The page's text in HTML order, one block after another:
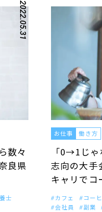
2022.05.31
数々
良県
士
お仕事 働き方
「0→1じ
志向の大手
キャリで
カフェ コー
会社員
副業